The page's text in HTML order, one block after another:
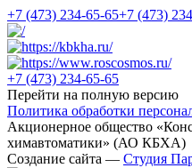
+7 (473) 234-65-65+7 (473)
+7 (473) 234-65-65
Перейти на полную версию
Политика обработки
Акционерное общество
химавтоматики» (АО КБХА)
Создание сайта — Студия